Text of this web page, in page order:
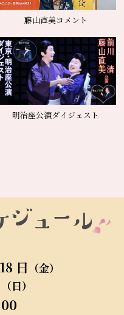
藤山直美コメント
明治座公演ダイジェスト
日 （金）
（日）